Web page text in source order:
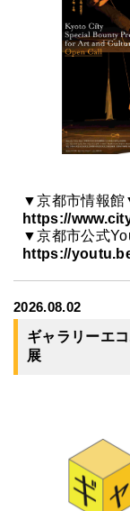
▼京都市情報館
https://
▼京都市公式
https://
2026.08.02
ギャラリーエ
展